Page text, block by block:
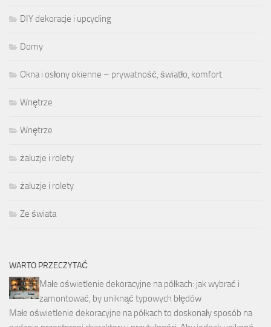
DIY dekoracje i upcycling
Domy
Okna i osłony okienne – prywatność, światło, komfort
Wnętrze
Wnętrze
żaluzje i rolety
żaluzje i rolety
Ze świata
WARTO PRZECZYTAĆ
Małe oświetlenie dekoracyjne na półkach: jak wybrać i
zamontować, by uniknąć typowych błędów
Małe oświetlenie dekoracyjne na półkach to doskonały sposób na